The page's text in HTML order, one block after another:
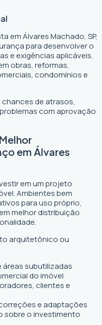
em Álvares Machado, SP,
para desenvolver o
e exigências aplicáveis.
obras, reformas,
condomínios e
de atrasos,
com aprovação
em Álvares
em um projeto
Ambientes bem
para uso próprio,
melhor distribuição
arquitetônico ou
subutilizadas
do imóvel
clientes e
e adaptações
sobre o investimento